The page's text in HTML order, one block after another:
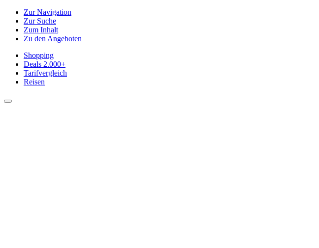
Zur Navigation
Zur Suche
Zum Inhalt
Zu den Angeboten
Shopping
Deals 2.000+
Tarifvergleich
Reisen